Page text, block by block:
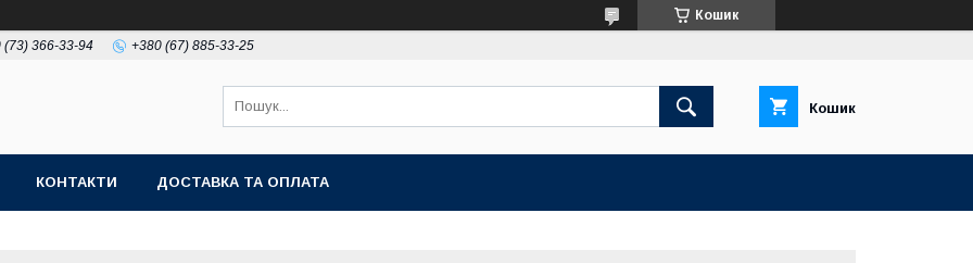
Кошик
(73) 366-33-94 +380 (67) 885-33-25
Кошик
КОНТАКТИ ДОСТАВКА ТА ОПЛАТА